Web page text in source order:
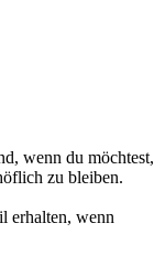
wenn du möchtest,
zu bleiben.
erhalten, wenn